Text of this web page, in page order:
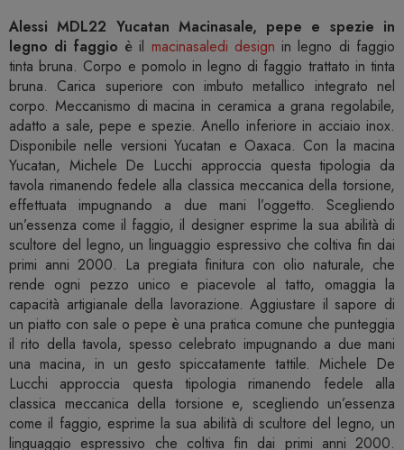
Alessi MDL22 Yucatan Macinasale, pepe e spezie in
legno di faggio è il macinasaledi design in legno di faggio
tinta bruna. Corpo e pomolo in legno di faggio trattato in tinta
bruna. Carica superiore con imbuto metallico integrato nel
corpo. Meccanismo di macina in ceramica a grana regolabile,
adatto a sale, pepe e spezie. Anello inferiore in acciaio inox.
Disponibile nelle versioni Yucatan e Oaxaca. Con la macina
Yucatan, Michele De Lucchi approccia questa tipologia da
tavola rimanendo fedele alla classica meccanica della torsione,
effettuata impugnando a due mani l’oggetto. Scegliendo
un’essenza come il faggio, il designer esprime la sua abilità di
scultore del legno, un linguaggio espressivo che coltiva fin dai
primi anni 2000. La pregiata finitura con olio naturale, che
rende ogni pezzo unico e piacevole al tatto, omaggia la
capacità artigianale della lavorazione. Aggiustare il sapore di
un piatto con sale o pepe è una pratica comune che punteggia
il rito della tavola, spesso celebrato impugnando a due mani
una macina, in un gesto spiccatamente tattile. Michele De
Lucchi approccia questa tipologia rimanendo fedele alla
classica meccanica della torsione e, scegliendo un’essenza
come il faggio, esprime la sua abilità di scultore del legno, un
linguaggio espressivo che coltiva fin dai primi anni 2000.